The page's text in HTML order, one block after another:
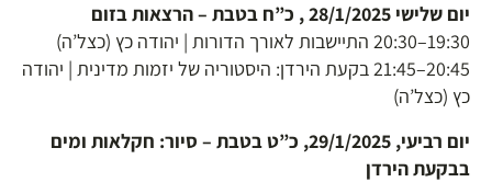
יום שלישי 28/1/2025 , כ”ח בטבת – הרצאות בזום
19:30–20:30 התיישבות לאורך הדורות | יהודה כץ (כצל’ה)
20:45–21:45 בקעת הירדן: היסטוריה של יזמות מדינית | יהודה
כץ (כצל’ה)
יום רביעי, 29/1/2025, כ”ט בטבת – סיור: חקלאות ומים
בבקעת הירדן